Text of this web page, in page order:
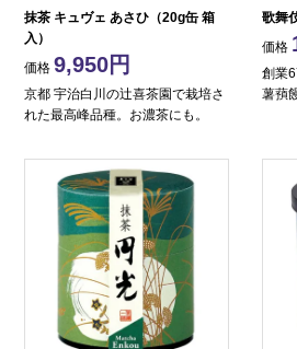
抹茶 キュヴェ あさひ（20g缶 箱
入）
価格 9,950
京都 宇治白川の辻喜茶園で栽培さ
れた最高峰品種。お濃茶にも。
歌舞
価格
創業
薯蕷